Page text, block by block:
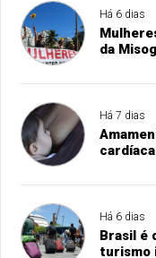
Há 6 dias
da
Há 7 dias
Há 6 dias
Brasil é
turismo